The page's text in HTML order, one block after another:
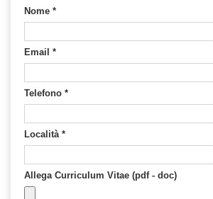
Nome *
Email *
Telefono *
Località *
Allega Curriculum Vitae (pdf - doc)